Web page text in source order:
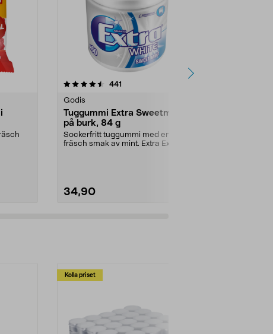
441
Godis
Tuggummi Extra Sweetmint
på burk, 84 g
Sockerfritt tuggummi med en
fräsch smak av mint. Extra Extra
34,90
4.5 av 5 stjärnor
Kolla priset